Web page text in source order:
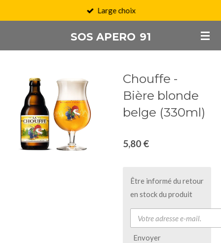
principal
SOS APERO 91
Large choix
Chouffe -
Bière blonde
belge (330ml)
5,80 €
Être informé du retour
en stock du produit
Envoyer